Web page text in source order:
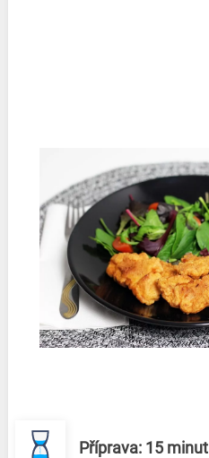
Příprava: 15 minut